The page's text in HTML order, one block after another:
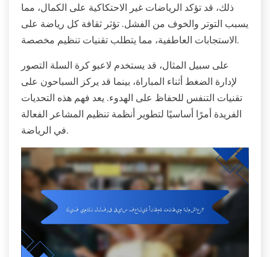
ذلك، قد تؤكد الرياضات غير الاحتكاكية على الكمال، مما
يسبب التوتر والخوف من الفشل. تؤثر ثقافة كل رياضة على
الاستجابات العاطفية، مما يتطلب تقنيات تنظيم مخصصة.
على سبيل المثال، قد يستخدم لاعبو كرة السلة التصور
لإدارة الضغط أثناء المباراة، بينما قد يركز السباحون على
تقنيات التنفس للحفاظ على الهدوء. يعد فهم هذه التحديات
الفريدة أمرًا أساسيًا لتطوير أنظمة تنظيم المشاعر الفعالة
في الرياضة.